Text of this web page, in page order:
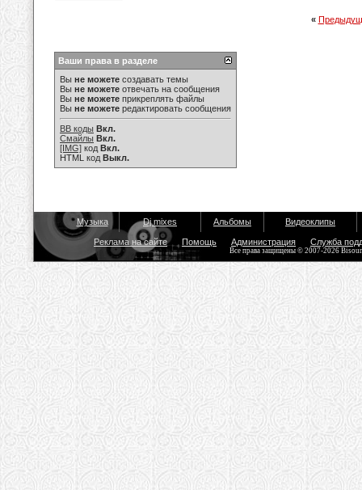
«
Ваши права в разделе
Вы не можете создавать темы
Вы не можете отвечать на сообщения
Вы не можете прикреплять файлы
Вы не можете редактировать сообщения
BB коды Вкл.
Смайлы Вкл.
[IMG] код Вкл.
HTML код Выкл.
Музыка Dj mixes Альбомы Видеоклипы
Реклама на сайте Помощь Администрация Служба
Все права защищены © 2007-2026